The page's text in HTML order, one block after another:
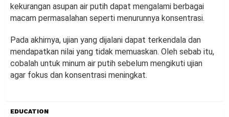
kekurangan asupan air putih dapat mengalami berbagai
macam permasalahan seperti menurunnya konsentrasi.
Pada akhirnya, ujian yang dijalani dapat terkendala dan
mendapatkan nilai yang tidak memuaskan. Oleh sebab itu,
cobalah untuk minum air putih sebelum mengikuti ujian
agar fokus dan konsentrasi meningkat.
EDUCATION